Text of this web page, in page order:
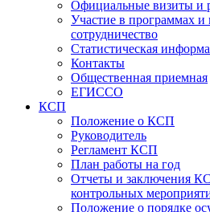
Официальные визиты и
Участие в программах
сотрудничество
Статистическая
Контакты
Общественная приемная
ЕГИССО
КСП
Положение о КСП
Руководитель
Регламент КСП
План работы на год
Отчеты и заключения
контрольных
Положение о порядке